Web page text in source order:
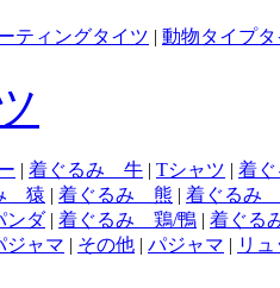
ティングタイツ | 動物タイプ
| 着ぐるみ 牛 | Tシャツ | 着
猿 | 着ぐるみ 熊 | 着ぐるみ
ダ | 着ぐるみ 鶏/鴨 | 着ぐる
ャマ | その他 | パジャマ | リ